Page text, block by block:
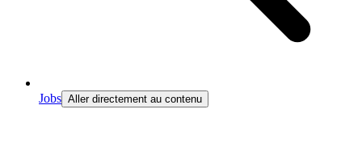
Jobs Aller directement au contenu